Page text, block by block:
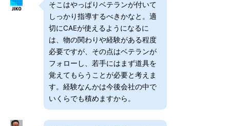
そこはやっぱりベテランが付いて
しっかり指導するべきかなと。適
切にCAEが使えるようになるに
は、物の関わりや経験がある程度
必要ですが、その点はベテランが
フォローし、若手にはまず道具を
覚えてもらうことが必要と考えま
す。経験なんかは今後会社の中で
いくらでも積めますから。